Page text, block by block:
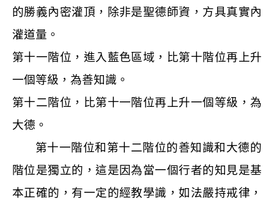
的勝義內密灌頂，除非是聖德師資，方具真實內
灌道量。
第十一階位，進入藍色區域，比第十階位再上升
一個等級，為善知識。
第十二階位，比第十一階位再上升一個等級，為
大德。
第十一階位和第十二階位的善知識和大德的
階位是獨立的，這是因為當一個行者的知見是基
本正確的，有一定的經教學識，如法嚴持戒律，